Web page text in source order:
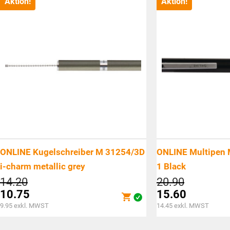
ONLINE Kugelschreiber M 31254/3D
i-charm metallic grey
14.20Ursprünglicher
Preis
war:
10.75
Aktueller
9.95 exkl. MWST
ONLINE Multipen
1 Black
20.90
Preis
war:
15.60
Aktueller
14.45 exkl. MWST